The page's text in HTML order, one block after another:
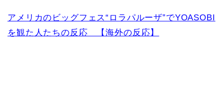
アメリカのビッグフェス“ロラパルーザ”でYOASOBI
を観た人たちの反応 【海外の反応】